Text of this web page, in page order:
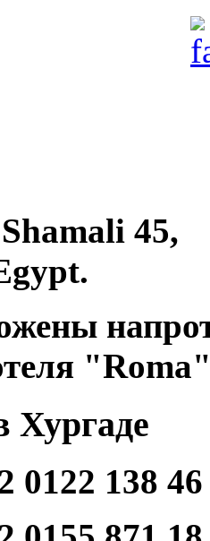
45,
Хургаде
0122 138